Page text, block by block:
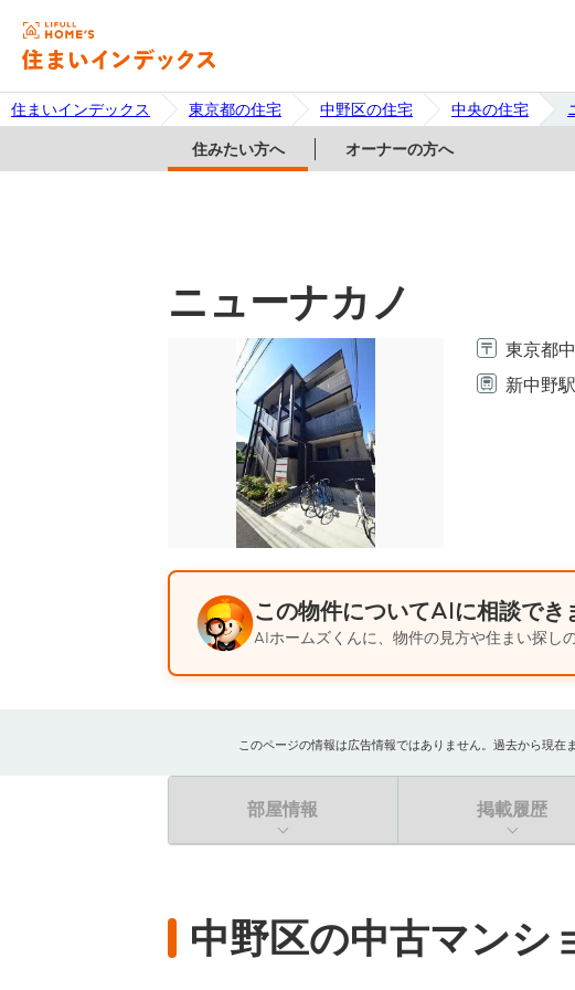
住まいインデックス 東京都の住宅 中野区の住宅 中央の住宅
住みたい方へ オーナーの方へ
ニューナカノ
東京都
新中野
この物件についてAIに相談でき
AIホームズくんに、物件の見方や住まい探し
このページの情報は広告情報ではありません。過去から現
部屋情報 掲載履歴
中野区の中古マンシ